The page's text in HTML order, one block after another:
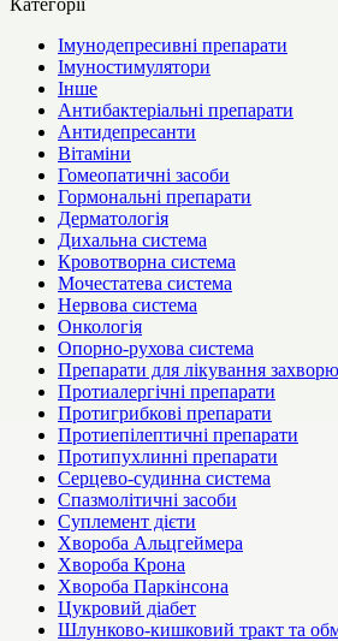
Імунодепресивні препарати
Імуностимулятори
Інше
Антибактеріальні препарати
Антидепресанти
Вітаміни
Гомеопатичні засоби
Гормональні препарати
Дерматологія
Дихальна система
Кровотворна система
Мочестатева система
Нервова система
Онкологія
Опорно-рухова система
Препарати для лікування
Протиалергічні препарати
Протигрибкові препарати
Протиепілептичні препарати
Протипухлинні препарати
Серцево-судинна система
Спазмолітичні засоби
Суплемент дієти
Хвороба Альцгеймера
Хвороба Крона
Хвороба Паркінсона
Цукровий діабет
Шлунково-кишковий тракт та